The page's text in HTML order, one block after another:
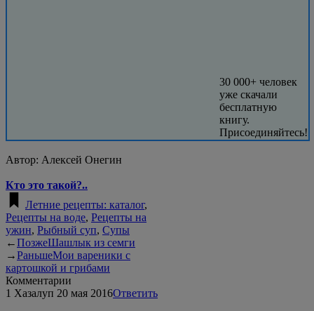
30 000+ человек
уже скачали
бесплатную
книгу.
Присоединяйтесь!
Автор: Алексей Онегин
Кто это такой?..
Летние рецепты: каталог,
Рецепты на воде, Рецепты на
ужин, Рыбный суп, Супы
←ПозжеШашлык из семги
→РаньшеМои вареники с
картошкой и грибами
Комментарии
1 Хазалуп 20 мая 2016Ответить